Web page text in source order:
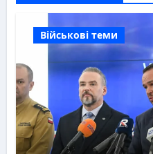
Військові теми